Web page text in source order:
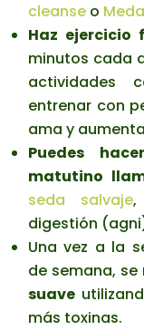
cleanse o
Haz ejercicio
minutos cada
actividades
entrenar con
ama y
Puedes
matutino
seda salvaje,
digestión
Una vez a la
de semana,
suave
más toxinas.